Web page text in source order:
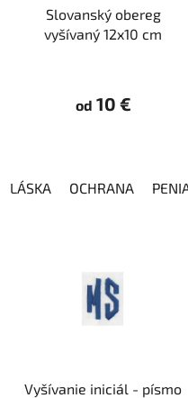
Slovanský obereg
vyšívaný 12x10 cm
od 10 €
LÁSKA OCHRANA
Vyšívanie iniciál - písmo